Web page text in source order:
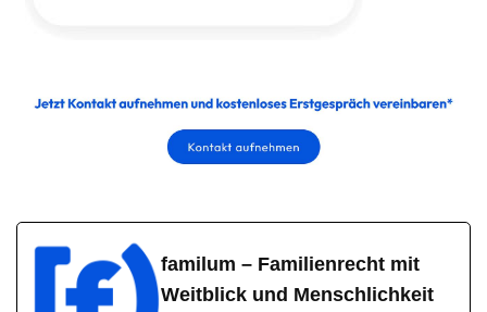
familum – Familienrecht mit
Weitblick und Menschlichkeit